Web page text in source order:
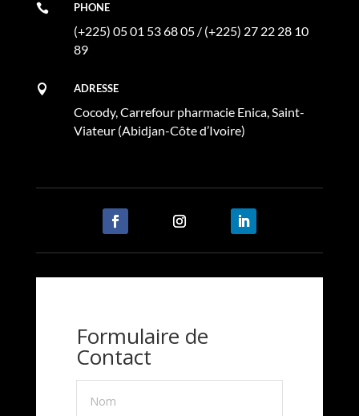
 PHONE
(+225) 05 01 53 68 05 / (+225) 27 22 28 10
89
 ADRESSE
Cocody, Carrefour pharmacie Enica, Saint-
Viateur (Abidjan-Côte d’Ivoire)
Formulaire de
Contact